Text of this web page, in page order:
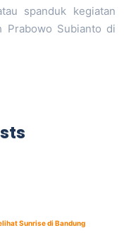
spanduk kegiatan
Prabowo Subianto di
Sunrise di Bandung